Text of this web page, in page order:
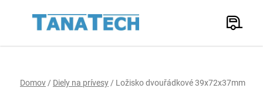
Hľadať
Domov / Diely na prívesy / Ložisko dvouřádkové 39x72x37mm